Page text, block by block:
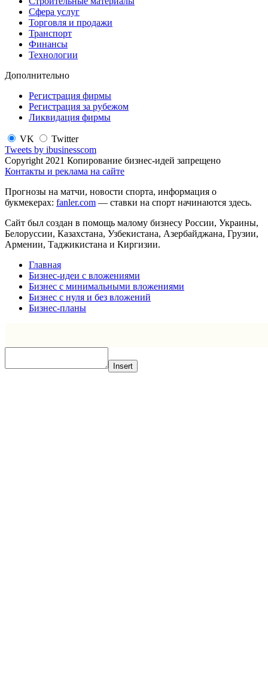
Сфера услуг
Торговля и продажи
Транспорт
Финансы
Технологии
Дополнительно
Регистрация фирмы
Регистрация за рубежом
Ликвидация фирмы
VK
Twitter
Tweets by ibusinesscom
Copyright 2021 Копирование бизнес-идей запрещено
Контакты и реклама на сайте
Прогнозы на матчи, новости спорта, информация о
букмекерах: fanler.com — ставки на спорт начинаются здесь.
Сайт был создан в помощь малому бизнесу России, Украины,
Белоруссии, Казахстана, Узбекистана, Азербайджана, Грузии,
Армении, Таджикистана и Киргизии.
Главная
Бизнес-идеи с вложениями
Бизнес с минимальными вложениями
Бизнес с нуля и без вложений
Бизнес-планы
Insert